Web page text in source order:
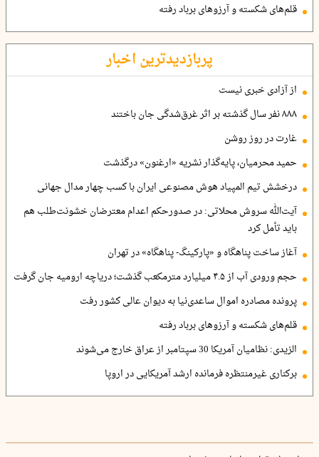
قلم‌های شکسته و آرزوهای برباد رفته
پربازدیدترین اخبار
از آزادی خبری نیست
۸۸۸ نفر سال گذشته بر اثر غرق‌شدگی جان باختند
غارت در روز روشن
حمید محرمیان، پایه‌گذار نشریه «ارغنون» درگذشت
درخشش تیم المپیاد هوش مصنوعی ایران با کسب چهار مدال جهانی
آیت‌الله سروش محلاتی: در صدورحکم اعدام معترضان خشونت‌طلب هم
باید تأمل کرد
آغاز ساخت پناهگاه و «پارکینگ- پناهگاه» در تهران
حجم ورودی آب از ۴.۵ میلیارد مترمکعب گذشت؛ دریاچه ارومیه جان گرفت
پرونده مصادره اموال ساعدی‌نیا به دیوان عالی کشور رفت
قلم‌های شکسته و آرزوهای برباد رفته
الزیدی: نظامیان آمریکا 30 سپتامبر از عراق خارج می‌شوند
برکناری غیرمنتظره فرمانده ارشد آمریکایی در اروپا